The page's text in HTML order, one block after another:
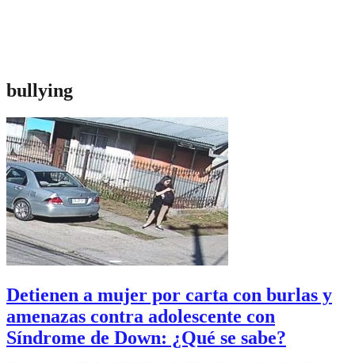
bullying
Detienen a mujer por carta con burlas y
amenazas contra adolescente con
Síndrome de Down: ¿Qué se sabe?